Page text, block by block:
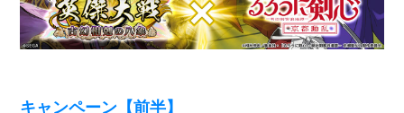
キャンペーン【前半】